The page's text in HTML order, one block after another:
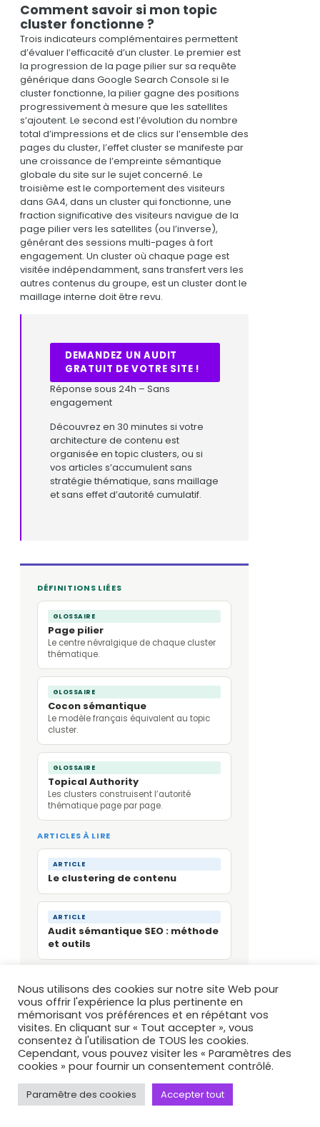
Comment savoir si mon topic
cluster fonctionne ?
Trois indicateurs complémentaires permettent
d’évaluer l’efficacité d’un cluster. Le premier est
la progression de la page pilier sur sa requête
générique dans Google Search Console si le
cluster fonctionne, la pilier gagne des positions
progressivement à mesure que les satellites
s’ajoutent. Le second est l’évolution du nombre
total d’impressions et de clics sur l’ensemble des
pages du cluster, l’effet cluster se manifeste par
une croissance de l’empreinte sémantique
globale du site sur le sujet concerné. Le
troisième est le comportement des visiteurs
dans GA4, dans un cluster qui fonctionne, une
fraction significative des visiteurs navigue de la
page pilier vers les satellites (ou l’inverse),
générant des sessions multi-pages à fort
engagement. Un cluster où chaque page est
visitée indépendamment, sans transfert vers les
autres contenus du groupe, est un cluster dont le
maillage interne doit être revu.
DEMANDEZ UN AUDIT
GRATUIT DE VOTRE SITE !
Réponse sous 24h – Sans
engagement
Découvrez en 30 minutes si votre
architecture de contenu est
organisée en topic clusters, ou si
vos articles s’accumulent sans
stratégie thématique, sans maillage
et sans effet d’autorité cumulatif.
DÉFINITIONS LIÉES
GLOSSAIRE
Page pilier
Le centre névralgique de chaque cluster
thématique.
GLOSSAIRE
Cocon sémantique
Le modèle français équivalent au topic
cluster.
GLOSSAIRE
Topical Authority
Les clusters construisent l’autorité
thématique page par page.
ARTICLES À LIRE
ARTICLE
Le clustering de contenu
ARTICLE
Audit sémantique SEO : méthode
et outils
NOS EXPERTISES SUR CE SUJET
Référencement naturel (SEO)
Audit technique, stratégie sémantique
et netlinking pour la 1re page Google.
Accompagnement SEO
externalisé
Déléguez l’intégralité de votre
référencement. Résultats mesurables.
Nous utilisons des cookies sur notre site Web pour
vous offrir l'expérience la plus pertinente en
mémorisant vos préférences et en répétant vos
visites. En cliquant sur « Tout accepter », vous
consentez à l'utilisation de TOUS les cookies.
Cependant, vous pouvez visiter les « Paramètres des
cookies » pour fournir un consentement contrôlé.
Paramêtre des cookies Accepter tout